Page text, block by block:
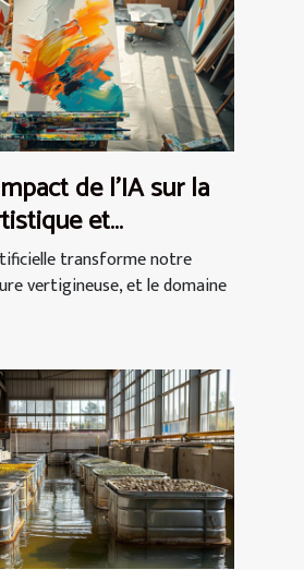
de l'IA sur la
et
transforme notre
vertigineuse, et le domaine